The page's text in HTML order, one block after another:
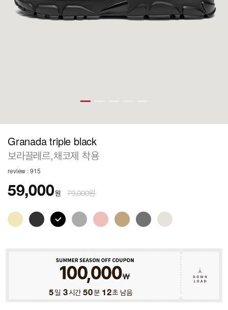
Granada triple black
보라끌레르,채코제 착용
review : 915
59,000원 79,000원
5일 3시간 50분 09초 남음